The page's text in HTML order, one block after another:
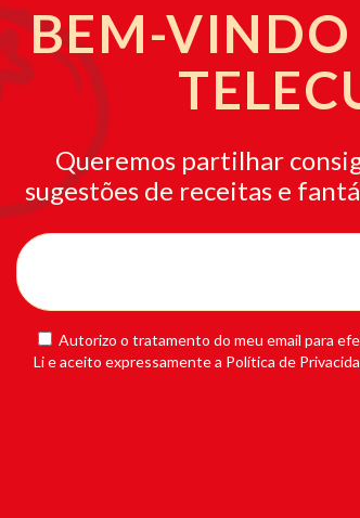
BEM-
Queremos partilhar
sugestões de receitas e
Autorizo o tratamento do meu email para
Li e aceito expressamente a Política de